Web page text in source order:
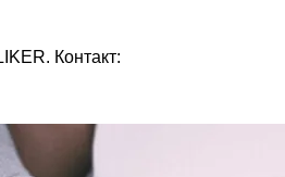
Контакт: